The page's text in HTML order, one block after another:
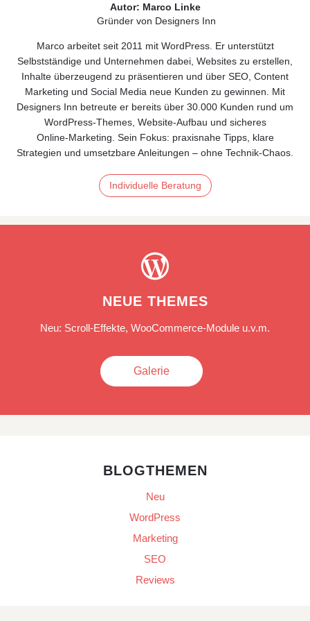
Autor: Marco Linke
Gründer von Designers Inn
Marco arbeitet seit 2011 mit WordPress. Er unterstützt
Selbstständige und Unternehmen dabei, Websites zu erstellen,
Inhalte überzeugend zu präsentieren und über SEO, Content
Marketing und Social Media neue Kunden zu gewinnen. Mit
Designers Inn betreute er bereits über 30.000 Kunden rund um
WordPress-Themes, Website-Aufbau und sicheres
Online‑Marketing. Sein Fokus: praxisnahe Tipps, klare
Strategien und umsetzbare Anleitungen – ohne Technik‑Chaos.
Individuelle Beratung

NEUE THEMES
Neu: Scroll-Effekte, WooCommerce-Module u.v.m.
Galerie
BLOGTHEMEN
Neu
WordPress
Marketing
SEO
Reviews